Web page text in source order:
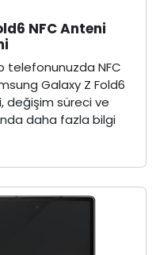
NFC Anteni
telefonunuzda NFC
Galaxy Z Fold6
değişim süreci ve
daha fazla bilgi